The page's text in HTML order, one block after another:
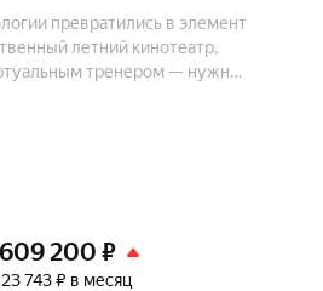
превратились в элемент
летний кинотеатр,
тренером — нужно
200 ₽
743 ₽ в месяц